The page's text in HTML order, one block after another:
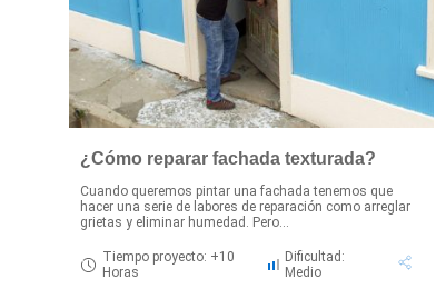
¿Cómo reparar fachada texturada?
Cuando queremos pintar una fachada tenemos que
hacer una serie de labores de reparación como arreglar
grietas y eliminar humedad. Pero...
Tiempo proyecto: +10
Horas
Dificultad:
Medio